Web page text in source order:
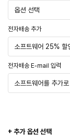
전자배송 추가
전자배송 E-mail 입력
+ 추가 옵션 선택